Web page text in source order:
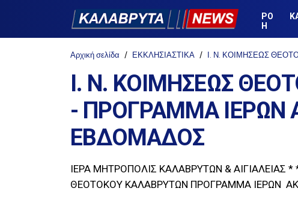
ΡΟ
Η
Αρχική σελίδα ΕΚΚΛΗΣΙΑΣΤΙΚΑ Ι. Ν. ΚΟΙΜΗΣΕΩΣ
Ι. Ν. ΚΟΙΜΗΣΕΩΣ
- ΠΡΟΓΡΑΜΜΑ ΙΕΡΩΝ
ΕΒΔΟΜΑΔΟΣ
ΙΕΡΑ ΜΗΤΡΟΠΟΛΙΣ ΚΑΛΑΒΡΥΤΩΝ & ΑΙΓΙΑΛΕΙΑΣ
ΘΕΟΤΟΚΟΥ ΚΑΛΑΒΡΥΤΩΝ ΠΡΟΓΡΑΜΜΑ ΙΕΡΩΝ